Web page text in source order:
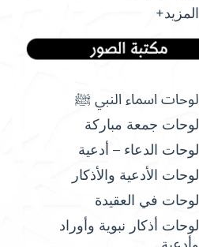
المزيد+
لوحات اسماء النبي ﷺ
لوحات جمعة مباركة
لوحات الدعاء – أدعية
لوحات الأدعية والأذكار
لوحات في العقيدة
لوحات أذكار نبوية وأوراد